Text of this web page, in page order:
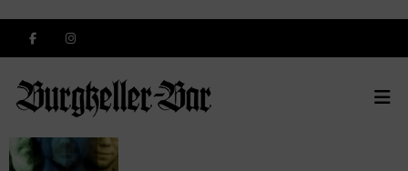
Stichword-Archiv: Keller